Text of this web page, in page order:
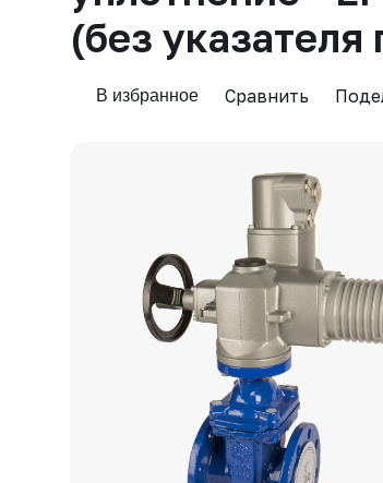
(без
В избранное Сравнить